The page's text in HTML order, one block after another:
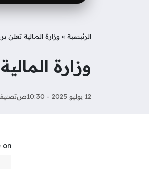
الرئيسية »وزارة المالية تعلن
وزارة
12 يوليو 2025 - 10:30ص
...